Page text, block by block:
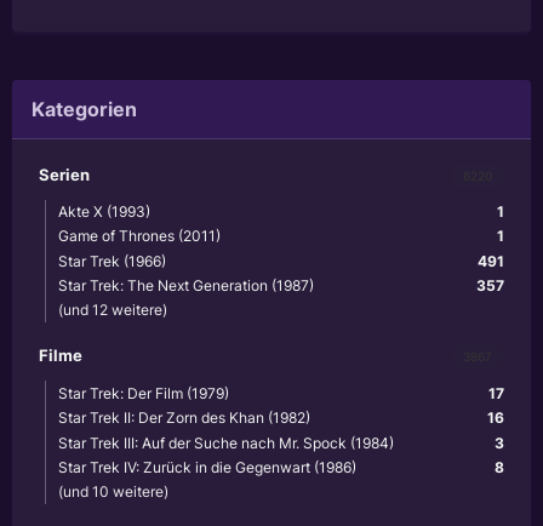
Kategorien
Serien
1
Akte X (1993)
1
Game of Thrones (2011)
491
Star Trek (1966)
357
Star Trek: The Next Generation (1987)
(und 12 weitere)
Filme
17
Star Trek: Der Film (1979)
16
Star Trek II: Der Zorn des Khan (1982)
3
Star Trek III: Auf der Suche nach Mr. Spock (1984)
8
Star Trek IV: Zurück in die Gegenwart (1986)
(und 10 weitere)